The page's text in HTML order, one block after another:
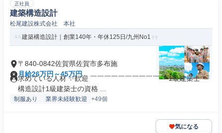
正社員
建築構造設計
松尾建設株式会社 本社
建築構造設計｜創業140年・年休125日/九州No1
〒840-0842佐賀県佐賀市多布施
月給26万円～45万円
求めている人材 ✨歓迎 ￣￣￣￣￣￣￣￣￣￣ ・1級建築士・
構造設計1級建築士の資格 ...
制服あり 業界未経験歓迎 +49個
気になる